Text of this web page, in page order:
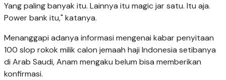
Yang paling banyak itu. Lainnya itu magic jar satu. Itu aja.
Power bank itu," katanya.
Menanggapi adanya informasi mengenai kabar penyitaan
100 slop rokok milik calon jemaah haji Indonesia setibanya
di Arab Saudi, Anam mengaku belum bisa memberikan
konfirmasi.